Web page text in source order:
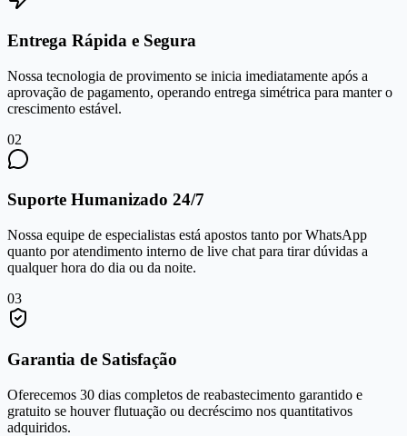
Entrega Rápida e Segura
Nossa tecnologia de provimento se inicia imediatamente após a
aprovação de pagamento, operando entrega simétrica para manter o
crescimento estável.
02
Suporte Humanizado 24/7
Nossa equipe de especialistas está apostos tanto por WhatsApp
quanto por atendimento interno de live chat para tirar dúvidas a
qualquer hora do dia ou da noite.
03
Garantia de Satisfação
Oferecemos 30 dias completos de reabastecimento garantido e
gratuito se houver flutuação ou decréscimo nos quantitativos
adquiridos.